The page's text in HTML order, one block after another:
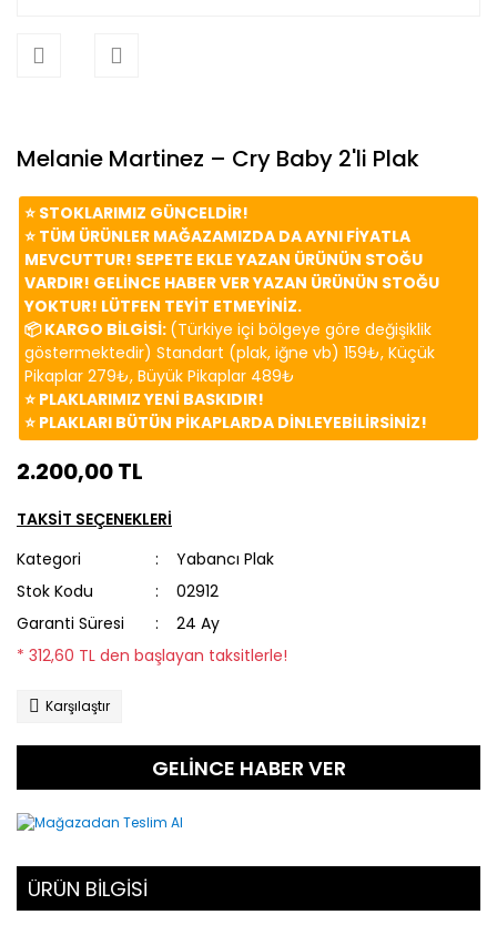
Melanie Martinez – Cry Baby 2'li Plak
⭐️ STOKLARIMIZ GÜNCELDİR!
⭐️ TÜM ÜRÜNLER MAĞAZAMIZDA DA AYNI FİYATLA
MEVCUTTUR! SEPETE EKLE YAZAN ÜRÜNÜN STOĞU
VARDIR! GELİNCE HABER VER YAZAN ÜRÜNÜN STOĞU
YOKTUR! LÜTFEN TEYİT ETMEYİNİZ.
📦 KARGO BİLGİSİ: (Türkiye içi bölgeye göre değişiklik
göstermektedir) Standart (plak, iğne vb) 159₺, Küçük
Pikaplar 279₺, Büyük Pikaplar 489₺
⭐️ PLAKLARIMIZ YENİ BASKIDIR!
⭐️ PLAKLARI BÜTÜN PİKAPLARDA DİNLEYEBİLİRSİNİZ!
2.200,00 TL
TAKSİT SEÇENEKLERİ
Kategori
Yabancı Plak
Stok Kodu
02912
Garanti Süresi
24 Ay
* 312,60 TL den başlayan taksitlerle!
Karşılaştır
GELİNCE HABER VER
ÜRÜN BİLGİSİ